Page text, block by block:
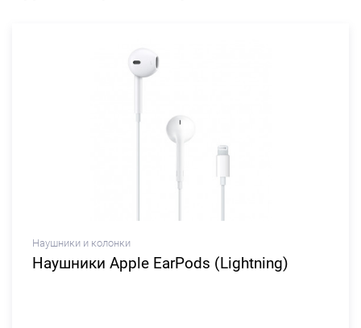
Наушники и колонки
Наушники Apple EarPods (Lightning)